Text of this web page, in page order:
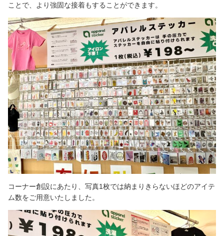
ことで、より強固な接着もすることができます。
コーナー創設にあたり、写真1枚では納まりきらないほどのアイテ
ム数をご用意いたしました。